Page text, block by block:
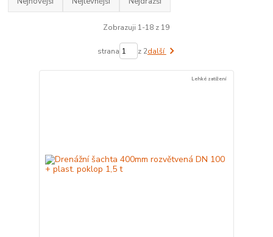
Zobrazuji 1-18 z 19
strana z 2další
Lehké zatížení